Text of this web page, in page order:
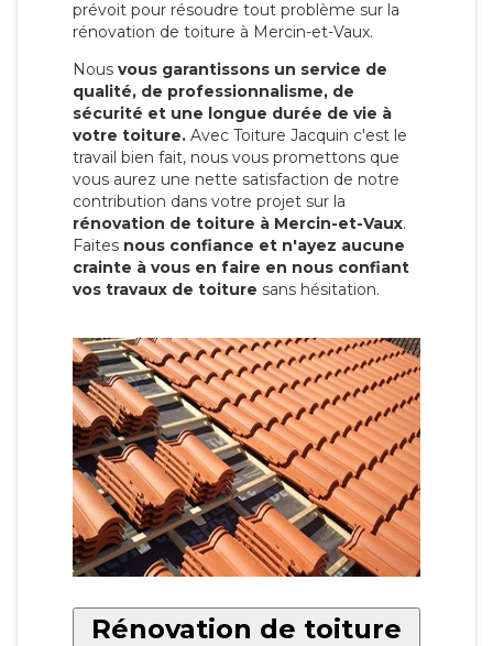
prévoit pour résoudre tout problème sur la
rénovation de toiture à Mercin-et-Vaux.
Nous vous garantissons un service de
qualité, de professionnalisme, de
sécurité et une longue durée de vie à
votre toiture. Avec Toiture Jacquin c'est le
travail bien fait, nous vous promettons que
vous aurez une nette satisfaction de notre
contribution dans votre projet sur la
rénovation de toiture à Mercin-et-Vaux.
Faites nous confiance et n'ayez aucune
crainte à vous en faire en nous confiant
vos travaux de toiture sans hésitation.
Rénovation de toiture